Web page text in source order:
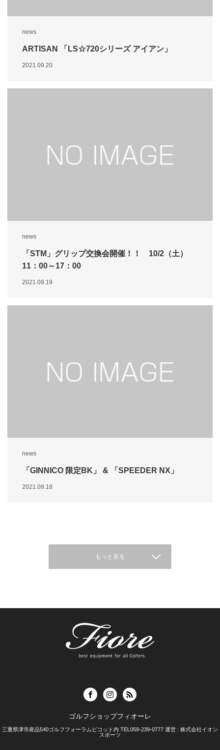
news
ARTISAN 「LS☆720シリーズ アイアン」
2021.09.20
news
「STM」グリップ交換会開催！！ 10/2（土）
11：00～17：00
2021.09.19
news
「GINNICO 限定BK」 & 「SPEEDER NX」
2021.09.18
もっと見る
ゴルフショップフィオーレ
三重県津市産品540ゴルフフォーラムピコット内 TEL059-239-0777 運営 : 株式会社イオン
スポーツ